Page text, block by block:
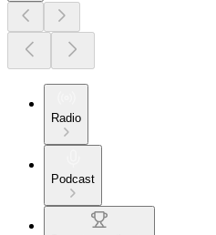
Radio
Podcast